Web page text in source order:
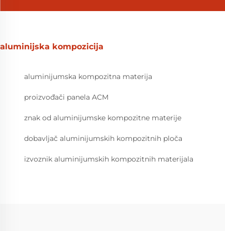
aluminijska kompozicija
aluminijumska kompozitna materija
proizvođači panela ACM
znak od aluminijumske kompozitne materije
dobavljač aluminijumskih kompozitnih ploča
izvoznik aluminijumskih kompozitnih materijala